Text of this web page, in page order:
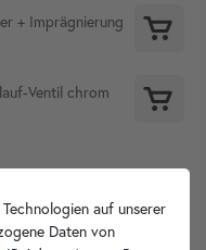
+ Imprägnierung
Ventil chrom
auf unserer
Daten von